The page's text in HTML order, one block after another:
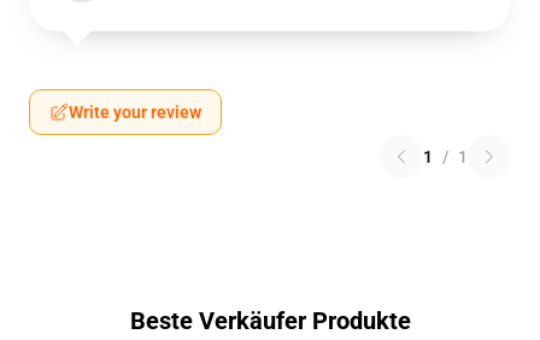
Write your review
1 / 1
Beste Verkäufer Produkte